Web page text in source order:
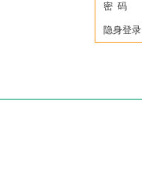
密 码
隐身登录